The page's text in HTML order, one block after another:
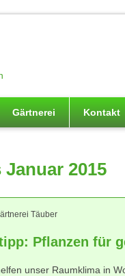
Gärtnerei Kontakt
2015
Täuber
Pflanzen für
unser Raumklima in